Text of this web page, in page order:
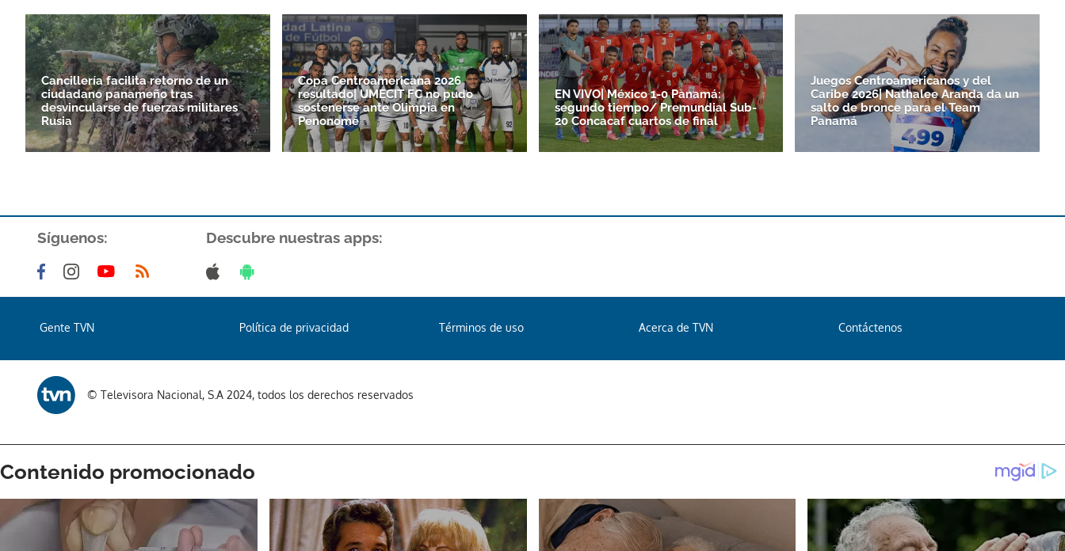
Cancillería facilita retorno de un
ciudadano panameño tras
desvincularse de fuerzas militares
Rusia
Copa Centroamericana 2026
resultado| UMECIT FC no pudo
sostenerse ante Olimpia en
Penonomé
EN VIVO| México 1-0 Panamá:
segundo tiempo/ Premundial Sub-
20 Concacaf cuartos de final
Juegos Centroamericanos y del
Caribe 2026| Nathalee Aranda da un
salto de bronce para el Team
Panamá
Síguenos: Descubre nuestras apps:
Gente TVN Política de privacidad Términos de uso Acerca de TVN Contáctenos
© Televisora Nacional, S.A 2024, todos los derechos reservados